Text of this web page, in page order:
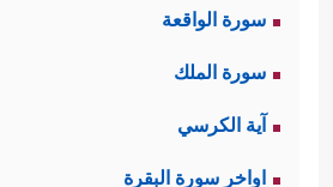
سورة الواقعة
سورة الملك
آية الكرسي
اواخر سورة البقرة